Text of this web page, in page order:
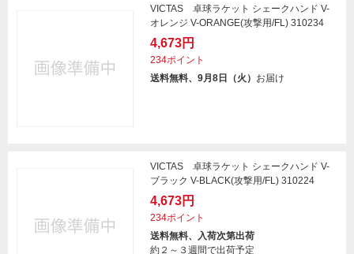
VICTAS 卓球ラケット シェークハンド V-
オレンジ V-ORANGE(攻撃用/FL) 310234
4,673円
234ポイント
送料無料、9月8日（火） お届け
VICTAS 卓球ラケット シェークハンド V-
ブラック V-BLACK(攻撃用/FL) 310224
4,673円
234ポイント
送料無料、入荷次第出荷
約２～３週間で出荷予定